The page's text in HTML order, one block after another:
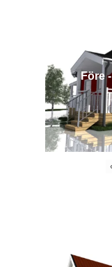
Före